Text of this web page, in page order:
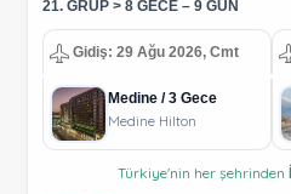
21. GRUP > 8 GECE – 9 GÜN
Gidiş: 29 Ağu 2026, Cmt
Medine / 3 Gece
Medine Hilton
Türkiye'nin her şehrinden